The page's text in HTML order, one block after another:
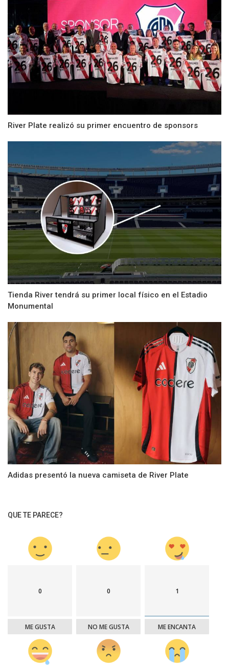
River Plate realizó su primer encuentro de sponsors
Tienda River tendrá su primer local físico en el Estadio
Monumental
Adidas presentó la nueva camiseta de River Plate
QUE TE PARECE?
0
ME GUSTA
0
NO ME GUSTA
1
ME ENCANTA